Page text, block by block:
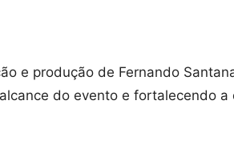
e produção de Fernando
do evento e fortalecendo